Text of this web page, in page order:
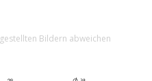
Bildern abweichen